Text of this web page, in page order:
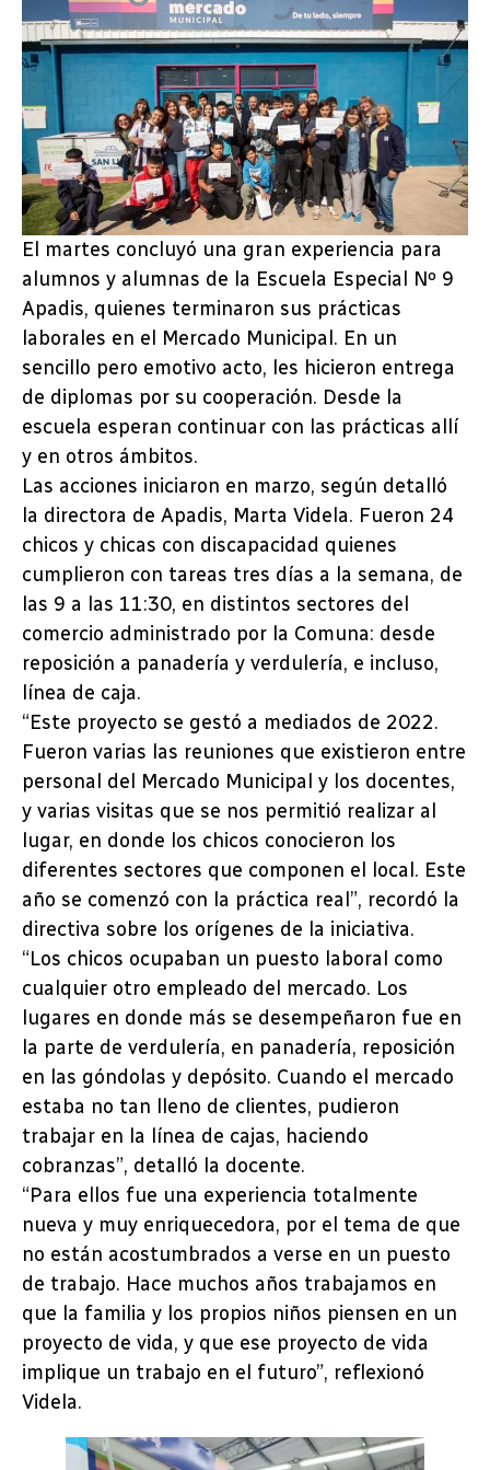
El martes concluyó una gran experiencia para
alumnos y alumnas de la Escuela Especial Nº 9
Apadis, quienes terminaron sus prácticas
laborales en el Mercado Municipal. En un
sencillo pero emotivo acto, les hicieron entrega
de diplomas por su cooperación. Desde la
escuela esperan continuar con las prácticas allí
y en otros ámbitos.
Las acciones iniciaron en marzo, según detalló
la directora de Apadis, Marta Videla. Fueron 24
chicos y chicas con discapacidad quienes
cumplieron con tareas tres días a la semana, de
las 9 a las 11:30, en distintos sectores del
comercio administrado por la Comuna: desde
reposición a panadería y verdulería, e incluso,
línea de caja.
“Este proyecto se gestó a mediados de 2022.
Fueron varias las reuniones que existieron entre
personal del Mercado Municipal y los docentes,
y varias visitas que se nos permitió realizar al
lugar, en donde los chicos conocieron los
diferentes sectores que componen el local. Este
año se comenzó con la práctica real”, recordó la
directiva sobre los orígenes de la iniciativa.
“Los chicos ocupaban un puesto laboral como
cualquier otro empleado del mercado. Los
lugares en donde más se desempeñaron fue en
la parte de verdulería, en panadería, reposición
en las góndolas y depósito. Cuando el mercado
estaba no tan lleno de clientes, pudieron
trabajar en la línea de cajas, haciendo
cobranzas”, detalló la docente.
“Para ellos fue una experiencia totalmente
nueva y muy enriquecedora, por el tema de que
no están acostumbrados a verse en un puesto
de trabajo. Hace muchos años trabajamos en
que la familia y los propios niños piensen en un
proyecto de vida, y que ese proyecto de vida
implique un trabajo en el futuro”, reflexionó
Videla.